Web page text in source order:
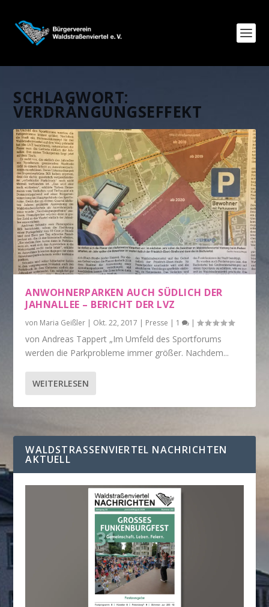
SCHLAGWORT:
VERDRÄNGUNGSEFFEKT
ANWOHNERPARKEN AUCH SÜDLICH DER
JAHNALLEE – BERICHT DER LVZ
von Maria Geißler | Okt. 22, 2017 | Presse | 1 |
von Andreas Tappert „Im Umfeld des Sportforums
werden die Parkprobleme immer größer. Nachdem...
WEITERLESEN
WALDSTRASSENVIERTEL NACHRICHTEN A
KTUELL